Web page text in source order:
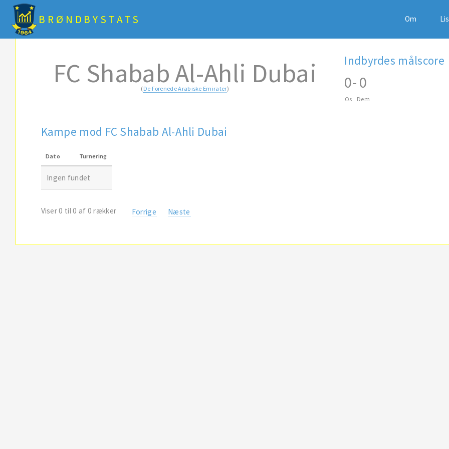
BRØNDBYSTATS Om
FC Shabab Al-Ahli Dubai
( De Forenede Arabiske Emirater)
Indbyrdes målscore
0
Os
-0
Dem
Kampe mod FC Shabab Al-Ahli Dubai
Dato Turnering
Ingen fundet
Viser 0 til 0 af 0 rækker Forrige Næste